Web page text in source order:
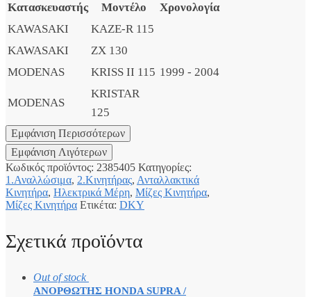
Κατασκευαστής Μοντέλο
Χρονολογία
KAWASAKI
KAZE-R 115
KAWASAKI
ZX 130
MODENAS
KRISS II 115 1999 - 2004
MODENAS
KRISTAR
125
Κωδικός προϊόντος: 2385405 Κατηγορίες:
1.Αναλλώσιμα, 2.Κινητήρας, Ανταλλακτικά
Κινητήρα, Ηλεκτρικά Μέρη, Μίζες Κινητήρα,
Μίζες Κινητήρα Ετικέτα: DKY
Σχετικά προϊόντα
Out of stock
ΑΝΟΡΘΩΤΗΣ HONDA SUPRA /